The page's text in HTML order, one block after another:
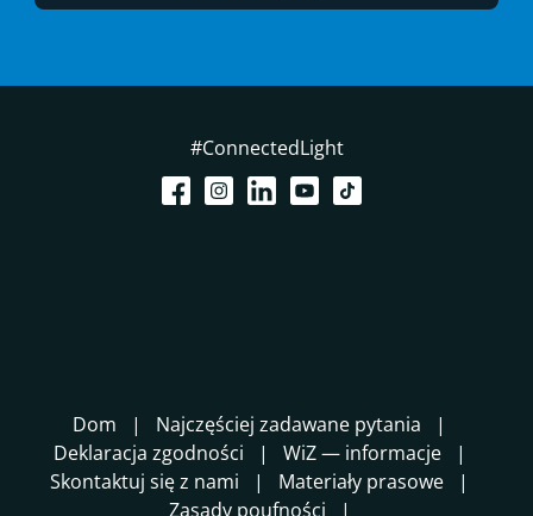
#ConnectedLight
Dom
Najczęściej zadawane pytania
Deklaracja zgodności
WiZ — informacje
Skontaktuj się z nami
Materiały prasowe
Zasady poufności